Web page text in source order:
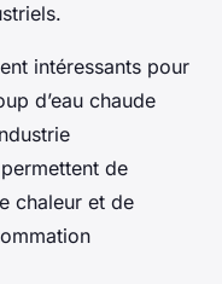
intéressants pour
d’eau chaude
de
chaleur et de